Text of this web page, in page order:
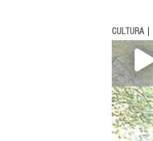
CULTURA